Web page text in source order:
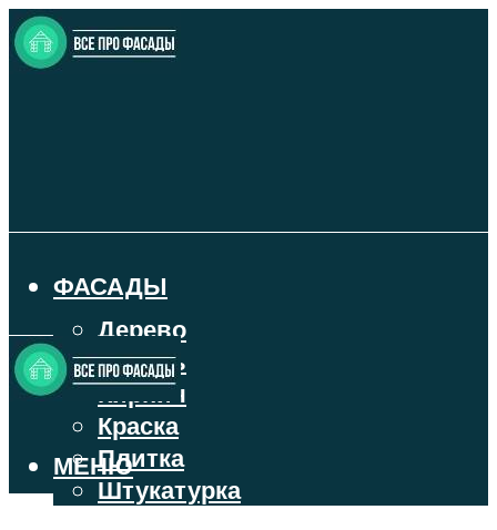
ФАСАДЫ
Дерево
Камень
Кирпич
Краска
Плитка
Штукатурка
МЕНЮ